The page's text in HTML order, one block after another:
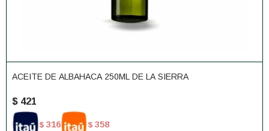
ACEITE DE ALBAHACA 250ML DE LA SIERRA
$ 421
$ 316 $ 358